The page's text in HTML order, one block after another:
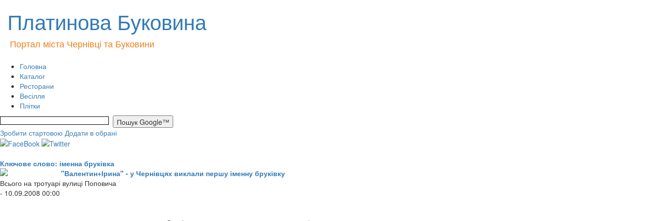
Платинова Буковина
Портал міста Чернівці та Буковини
Головна
Каталог
Ресторани
Весілля
Плітки
Зробити стартовою Додати в обрані
Ключове слово: іменна бруківка
"Валентин+Ірина" - у Чернівцях виклали першу іменну бруківку
Всього на тротуарі вулиці Поповича
- 10.09.2008 00:00